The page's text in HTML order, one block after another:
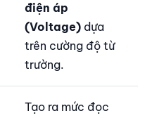
điện áp
(Voltage) dựa
trên cường độ từ
trường.
Tạo ra mức đọc